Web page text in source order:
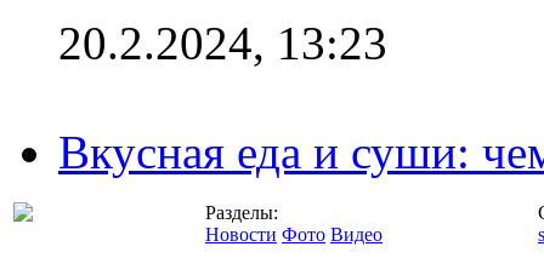
20.2.2024, 13:23
Вкусная еда и суши:
Разделы:
Новости Фото Видео